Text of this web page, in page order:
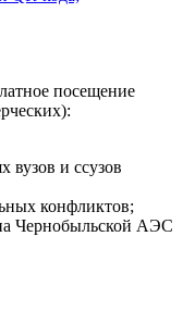
посещение
вузов и ссузов
конфликтов;
Чернобыльской АЭС